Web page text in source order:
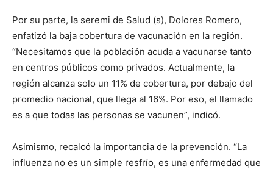
Por su parte, la seremi de Salud (s), Dolores Romero,
enfatizó la baja cobertura de vacunación en la región.
“Necesitamos que la población acuda a vacunarse tanto
en centros públicos como privados. Actualmente, la
región alcanza solo un 11% de cobertura, por debajo del
promedio nacional, que llega al 16%. Por eso, el llamado
es a que todas las personas se vacunen”, indicó.
Asimismo, recalcó la importancia de la prevención. “La
influenza no es un simple resfrío, es una enfermedad que